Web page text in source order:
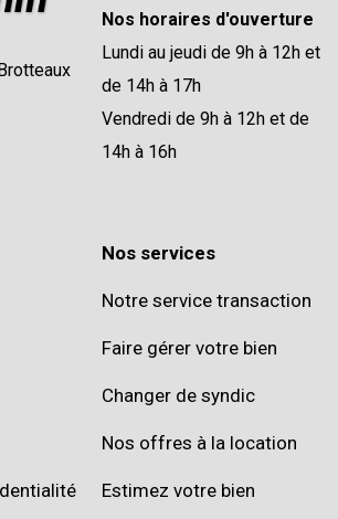
Nos horaires d'ouverture
Lundi au jeudi de 9h à 12h et
de 14h à 17h
Vendredi de 9h à 12h et de
14h à 16h
Nos services
Notre service transaction
Faire gérer votre bien
Changer de syndic
Nos offres à la location
Estimez votre bien